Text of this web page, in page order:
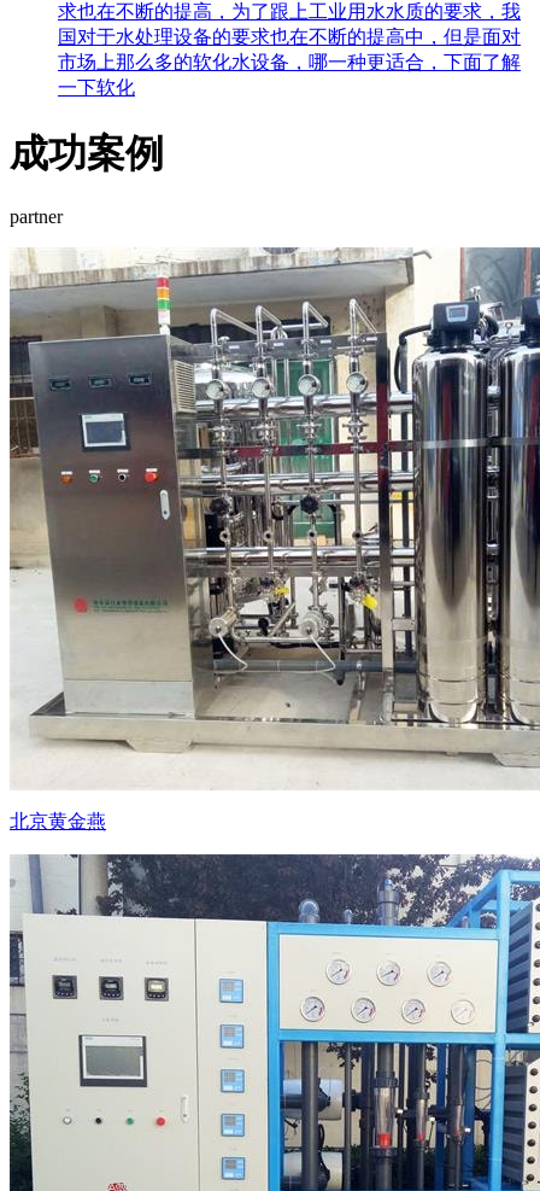
求也在不断的提高，为了跟上工业用水水质的要求，我
国对于水处理设备的要求也在不断的提高中，但是面对
市场上那么多的软化水设备，哪一种更适合，下面了解
一下软化
成功案例
partner
北京黄金燕